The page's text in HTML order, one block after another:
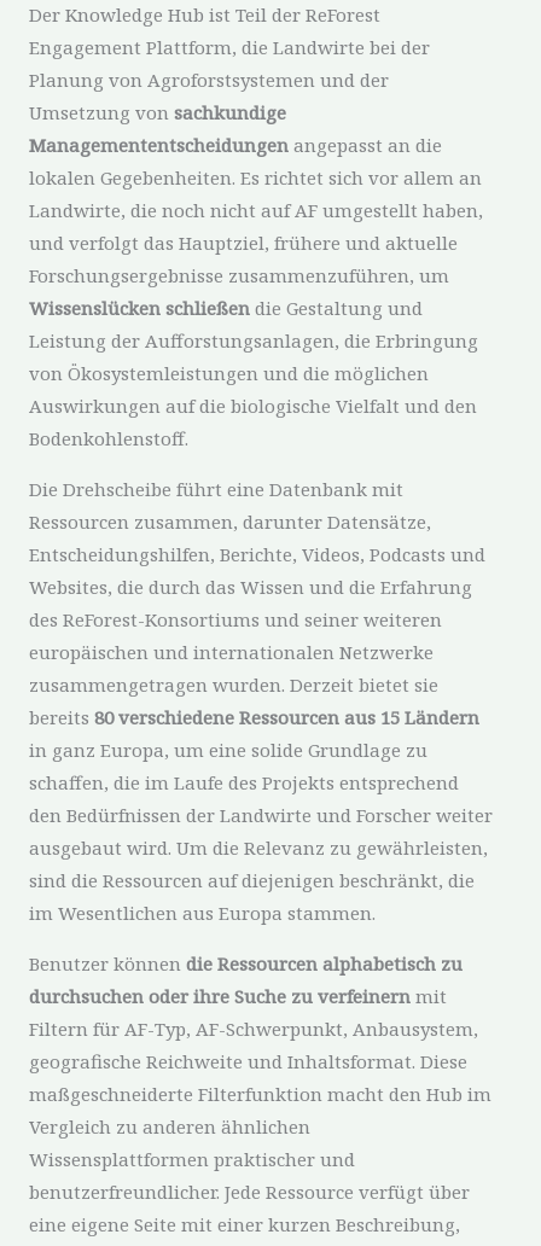
Der Knowledge Hub ist Teil der ReForest
Engagement Plattform, die Landwirte bei der
Planung von Agroforstsystemen und der
Umsetzung von sachkundige
Managemententscheidungen angepasst an die
lokalen Gegebenheiten. Es richtet sich vor allem an
Landwirte, die noch nicht auf AF umgestellt haben,
und verfolgt das Hauptziel, frühere und aktuelle
Forschungsergebnisse zusammenzuführen, um
Wissenslücken schließen die Gestaltung und
Leistung der Aufforstungsanlagen, die Erbringung
von Ökosystemleistungen und die möglichen
Auswirkungen auf die biologische Vielfalt und den
Bodenkohlenstoff.
Die Drehscheibe führt eine Datenbank mit
Ressourcen zusammen, darunter Datensätze,
Entscheidungshilfen, Berichte, Videos, Podcasts und
Websites, die durch das Wissen und die Erfahrung
des ReForest-Konsortiums und seiner weiteren
europäischen und internationalen Netzwerke
zusammengetragen wurden. Derzeit bietet sie
bereits 80 verschiedene Ressourcen aus 15 Ländern
in ganz Europa, um eine solide Grundlage zu
schaffen, die im Laufe des Projekts entsprechend
den Bedürfnissen der Landwirte und Forscher weiter
ausgebaut wird. Um die Relevanz zu gewährleisten,
sind die Ressourcen auf diejenigen beschränkt, die
im Wesentlichen aus Europa stammen.
Benutzer können die Ressourcen alphabetisch zu
durchsuchen oder ihre Suche zu verfeinern mit
Filtern für AF-Typ, AF-Schwerpunkt, Anbausystem,
geografische Reichweite und Inhaltsformat. Diese
maßgeschneiderte Filterfunktion macht den Hub im
Vergleich zu anderen ähnlichen
Wissensplattformen praktischer und
benutzerfreundlicher. Jede Ressource verfügt über
eine eigene Seite mit einer kurzen Beschreibung,